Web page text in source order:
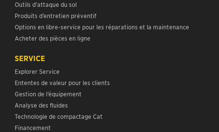
Outils d’attaque du sol
Produits d’entretien préventif
Options en libre-service pour les réparations et la maintenance
Acheter des pièces en ligne
SERVICE
Explorer Service
Ententes de valeur pour les clients
Gestion de l’équipement
Analyse des fluides
Technologie de compactage Cat
Financement